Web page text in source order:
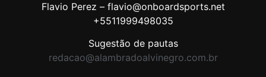
Flavio Perez – flavio@onboardsports.net
+5511999498035
Sugestão de pautas
redacao@alambradoalvinegro.com.br